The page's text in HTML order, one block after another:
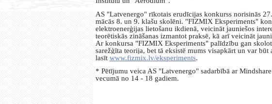
AS "Latvenergo" rīkotais erudīcijas konkurss norisinās
mācās 8. un 9. klašu skolēni. "FIZMIX Eksperiments"
elektroenerģijas lietošanu ikdienā, veicināt jauniešos
teorētiskās zināšanas izmantot praksē, kā arī veicināt
Ar konkursa "FIZMIX Eksperiments" palīdzību gan
sarežģīta teorija, bet tā eksistē mums visapkārt un var
lasīt www.fizmix.lv/eksperiments.
* Pētījumu veica AS "Latvenergo" sadarbībā ar
vecumā no 14 - 18 gadiem.